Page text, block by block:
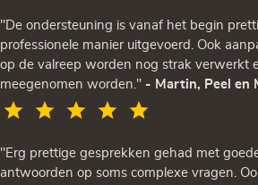
"De ondersteuning is vanaf het begin
professionele manier uitgevoerd. Ook
op de valreep worden nog strak verwerkt
meegenomen worden." - Martin, Peel en
"Erg prettige gesprekken gehad met
antwoorden op soms complexe vragen.